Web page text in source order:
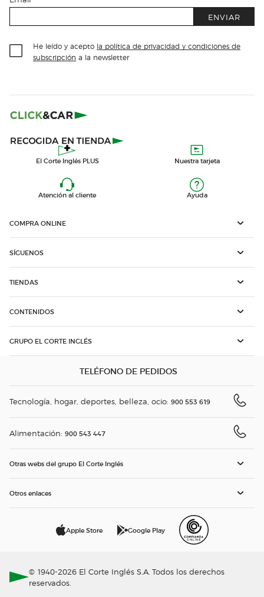
ENVIAR
He leído y acepto la política de privacidad y condiciones de
subscripción a la newsletter
El Corte Inglés PLUS Nuestra tarjeta
Atención al cliente Ayuda
COMPRA ONLINE
SÍGUENOS
TIENDAS
CONTENIDOS
GRUPO EL CORTE INGLÉS
TELÉFONO DE PEDIDOS
Tecnología, hogar, deportes, belleza, ocio: 900 553 619
Alimentación: 900 543 447
Otras webs del grupo El Corte Inglés
Otros enlaces
Apple Store Google Play
© 1940-2026 El Corte Inglés S.A. Todos los derechos
reservados.